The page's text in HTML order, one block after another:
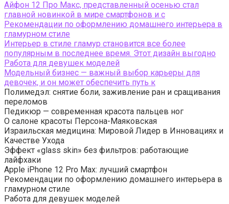
Айфон 12 Про Макс, представленный осенью стал
главной новинкой в мире смартфонов и с
Рекомендации по оформлению домашнего интерьера в
гламурном стиле
Интерьер в стиле гламур становится все более
популярным в последнее время. Этот дизайн выгодно
Работа для девушек моделей
Модельный бизнес — важный выбор карьеры для
девочек, и он может обеспечить путь к
Полимедэл: снятие боли, заживление ран и сращивания
переломов
Педикюр — современная красота пальцев ног
О салоне красоты Персона-Маяковская
Израильская медицина: Мировой Лидер в Инновациях и
Качестве Ухода
Эффект «glass skin» без фильтров: работающие
лайфхаки
Apple iPhone 12 Pro Max: лучший смартфон
Рекомендации по оформлению домашнего интерьера в
гламурном стиле
Работа для девушек моделей